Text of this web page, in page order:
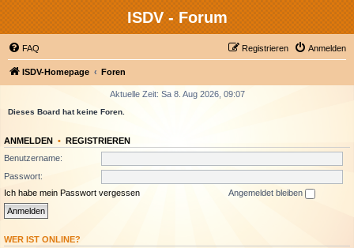
ISDV - Forum
FAQ Anmelden
Registrieren
ISDV-Homepage Foren
Aktuelle Zeit: Sa 8. Aug 2026, 09:07
Dieses Board hat keine Foren.
ANMELDEN • REGISTRIEREN
Benutzername:
Passwort:
Ich habe mein Passwort vergessen
Angemeldet bleiben
WER IST ONLINE?